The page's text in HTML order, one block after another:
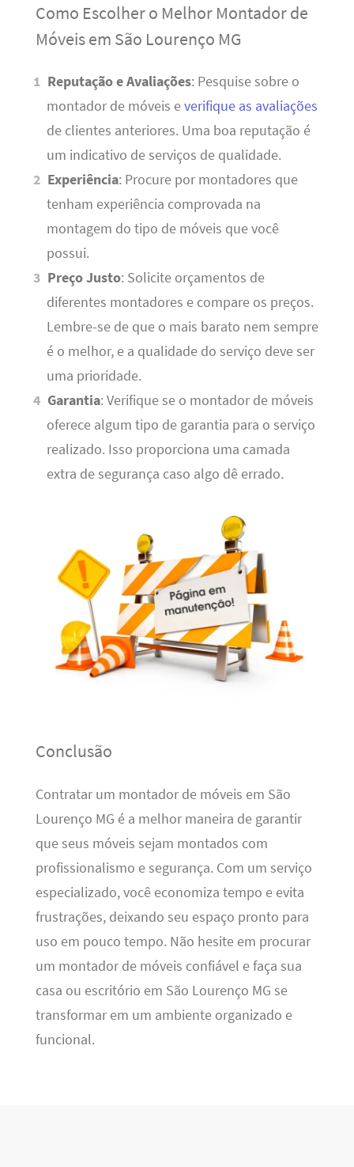
Como Escolher o Melhor Montador de
Móveis em São Lourenço MG
Reputação e Avaliações: Pesquise sobre o
montador de móveis everifique as avaliações
de clientes anteriores. Uma boa reputação é
um indicativo de serviços de qualidade.
Experiência: Procure por montadores que
tenham experiência comprovada na
montagem do tipo de móveis que você
possui.
Preço Justo: Solicite orçamentos de
diferentes montadores e compare os preços.
Lembre-se de que o mais barato nem sempre
é o melhor, e a qualidade do serviço deve ser
uma prioridade.
Garantia: Verifique se o montador de móveis
oferece algum tipo de garantia para o serviço
realizado. Isso proporciona uma camada
extra de segurança caso algo dê errado.
Conclusão
Contratar um montador de móveis em São
Lourenço MG é a melhor maneira de garantir
que seus móveis sejam montados com
profissionalismo e segurança. Com um serviço
especializado, você economiza tempo e evita
frustrações, deixando seu espaço pronto para
uso em pouco tempo. Não hesite em procurar
um montador de móveis confiável e faça sua
casa ou escritório em São Lourenço MG se
transformar em um ambiente organizado e
funcional.